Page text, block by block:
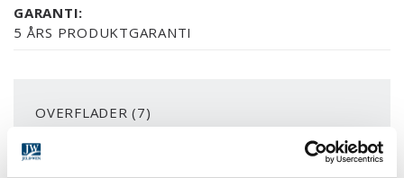
GARANTI:
5 ÅRS PRODUKTGARANTI
OVERFLADER (7)
MDF/HDF MALETNÆSTEN ALLE NCS S OG RAL FARVER
ASK MALETFYR KLAR LAK